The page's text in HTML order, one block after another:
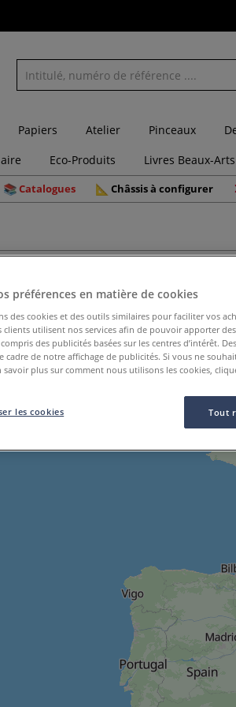
Papiers Atelier Pinceaux
Eco-Produits Livres Beaux-Arts
Catalogues Châssis à configurer
préférences en matière de cookies
des cookies et des outils similaires pour faciliter vos
clients utilisent nos services afin de pouvoir apporter
des publicités basées sur les centres d’intérêt.
cadre de notre affichage de publicités. Si vous ne
savoir plus sur comment nous utilisons les cookies,
Tout
les cookies